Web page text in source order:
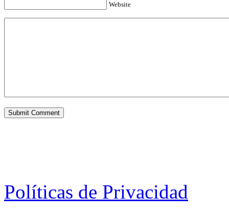
Website
Políticas de Privacidad